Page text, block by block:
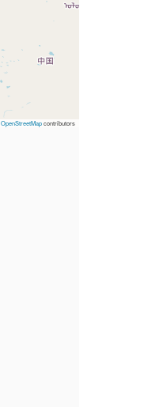
OpenStreetMapcontributors